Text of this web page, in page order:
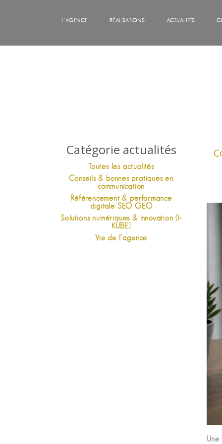
L'AGENCE RÉALISATIONS ACTUALITÉS
Catégorie actualités
Toutes les actualités
Conseils & bonnes pratiques en
communication
Référencement & performance
digitale SEO GEO
Solutions numériques & innovation (I-
KUBE)
Vie de l’agence